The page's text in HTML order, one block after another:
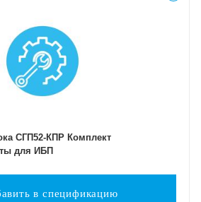
СГП52-КПР Комплект
для ИБП
в спецификацию